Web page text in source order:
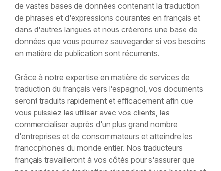
de vastes bases de données contenant la traduction
de phrases et d'expressions courantes en français et
dans d'autres langues et nous créerons une base de
données que vous pourrez sauvegarder si vos besoins
en matière de publication sont récurrents.
Grâce à notre expertise en matière de services de
traduction du français vers l'espagnol, vos documents
seront traduits rapidement et efficacement afin que
vous puissiez les utiliser avec vos clients, les
commercialiser auprès d'un plus grand nombre
d'entreprises et de consommateurs et atteindre les
francophones du monde entier. Nos traducteurs
français travailleront à vos côtés pour s'assurer que